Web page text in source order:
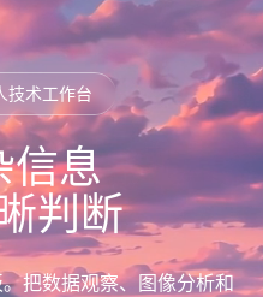
术工作台
信息
判断
把数据观察、图像分析和